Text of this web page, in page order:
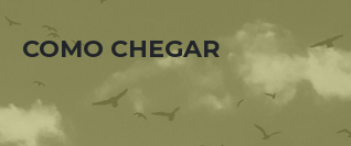
COMO CHEGAR